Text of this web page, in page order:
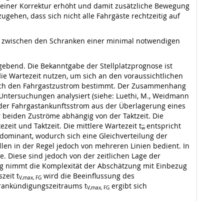
Korrektur erhöht und damit zusätzliche Bewegung
dass sich nicht alle Fahrgäste rechtzeitig auf
zwischen den Schranken einer minimal notwendigen
Die Bekanntgabe der Stellplatzprognose ist
Wartezeit nutzen, um sich an den voraussichtlichen
den Fahrgastzustrom bestimmt. Der Zusammenhang
analysiert (siehe: Luethi, M., Weidmann
Fahrgastankunftsstrom aus der Überlagerung eines
Zuströme abhängig von der Taktzeit. Die
und Taktzeit. Die mittlere Wartezeit tw̅entspricht
wodurch sich eine Gleichverteilung der
in der Regel jedoch von mehreren Linien bedient. In
Diese sind jedoch von der zeitlichen Lage der
nimmt die Komplexität der Abschätzung mit Einbezug
tV,max, FG wird die Beeinflussung des
tV,max, FG ergibt sich